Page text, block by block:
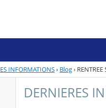
INFORMATIONS› Blog›
DERNIERES